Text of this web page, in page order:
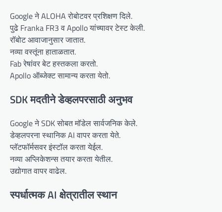
Google ने ALOHA रोबोटवर प्रशिक्षण दिले.
पुढे Franka FR3 व Apollo यांच्यावर टेस्ट केली.
रॉबोट आवाजानुसार जातात.
नव्या वस्तूंना हाताळतात.
Fab रेषांवर बेट हस्तकला करतो.
Apollo ऑब्जेक्ट सामान्य करता येतो.
SDK मदतीने डेव्हलपरसाठी अनुभव
Google ने SDK सोबत मॉडेल सार्वजनिक केले.
डेव्हलपरना स्थानिक AI वापर करता येते.
प्लॅटफॉर्मसवर इंस्टॉल करता येईल.
नव्या अप्लिकेशन्स तयार करता येतील.
उद्योगात वापर वाढेल.
स्पर्धात्मक AI क्षेत्रातील स्थान